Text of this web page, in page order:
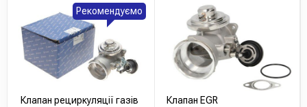
Клапан рециркуляції газів
Рекомендуємо
Клапан EGR